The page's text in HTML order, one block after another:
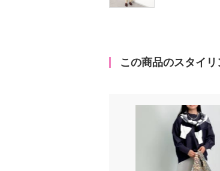
この商品のスタイ